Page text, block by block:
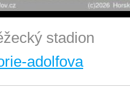
stadion
adolfova